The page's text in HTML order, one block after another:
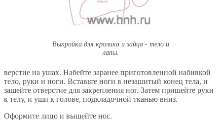
Выкройка для кролика и зайца - тело и
лапы.
верстие на ушах. Набейте заранее приготовленной набивкой
тело, руки и ноги. Вставьте ноги в незашитый конец тела, и
зашейте отверстие для закрепления ног. Затем пришейте руки
к телу, и уши к голове, подкладочной тканью вниз.
Оформите лицо и вышейте нос.